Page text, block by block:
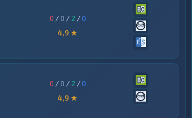
0 / 0 / 2 /0
4,9 ★
0 / 0 / 2 /0
4,9 ★